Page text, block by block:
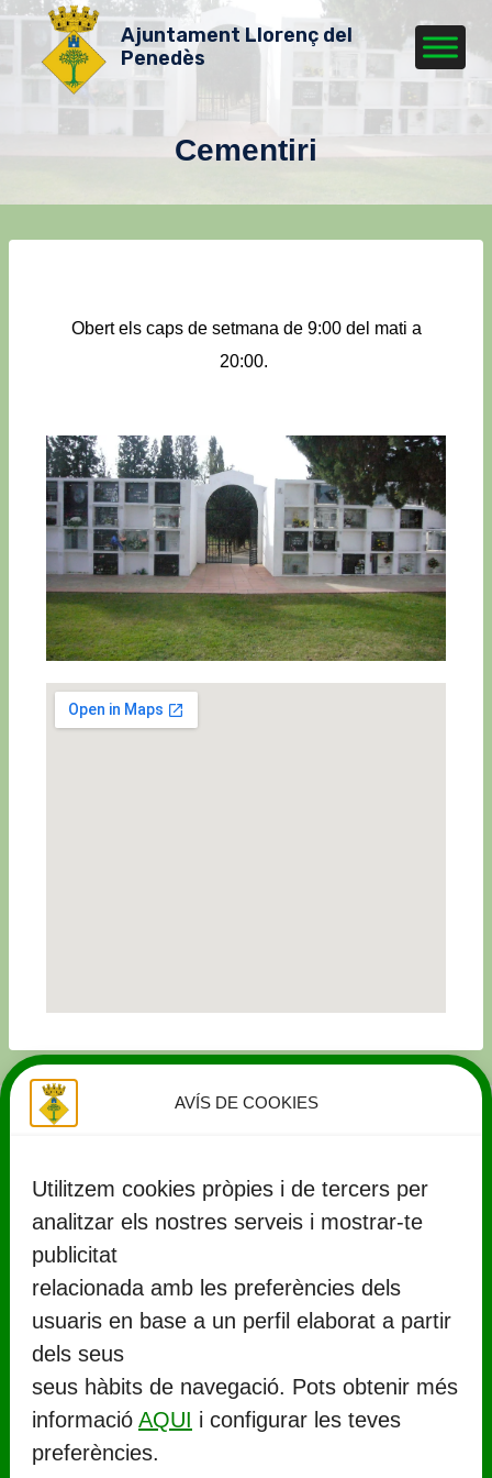
AVÍS DE COOKIES
Utilitzem cookies pròpies i de tercers per
analitzar els nostres serveis i mostrar-te
publicitat
relacionada amb les preferències dels
usuaris en base a un perfil elaborat a partir
dels seus
seus hàbits de navegació. Pots obtenir més
informació AQUI i configurar les teves
preferències.
Ajuntament Llorenç del
Penedès
Cementiri
Obert els caps de setmana de 9:00 del mati a
20:00.
Ajuntament de Llorenç del Penedès
Rambla Marinada, 27 (